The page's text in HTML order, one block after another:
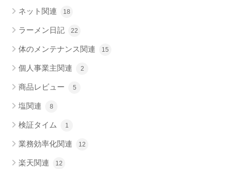
ネット関連 18
ラーメン日記 22
体のメンテナンス関連 15
個人事業主関連 2
商品レビュー 5
塩関連 8
検証タイム 1
業務効率化関連 12
楽天関連 12